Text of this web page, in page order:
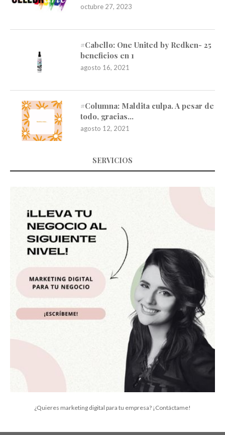
octubre 27, 2023
#Cabello: One United by Redken- 25
beneficios en 1
agosto 16, 2021
#Columna: Maldita culpa. A pesar de
todo, gracias…
agosto 12, 2021
SERVICIOS
¿Quieres marketing digital para tu empresa? ¡Contáctame!